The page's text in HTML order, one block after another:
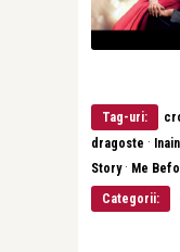
Tag-uri:
dragoste ·
Story· Me
Categorii: